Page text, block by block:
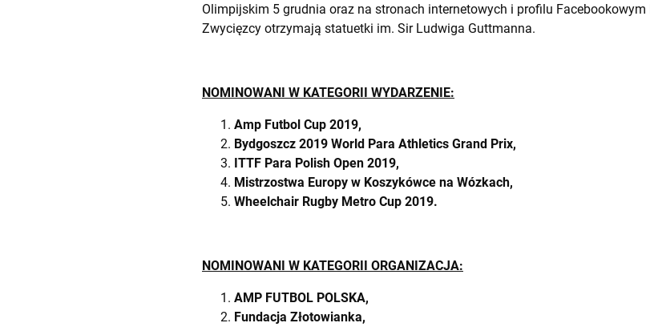
Olimpijskim 5 grudnia oraz na stronach internetowych i profilu
Zwycięzcy otrzymają statuetki im. Sir Ludwiga Guttmanna.
NOMINOWANI W KATEGORII WYDARZENIE:
Amp Futbol Cup 2019,
Bydgoszcz 2019 World Para Athletics Grand Prix,
ITTF Para Polish Open 2019,
Mistrzostwa Europy w Koszykówce na Wózkach,
Wheelchair Rugby Metro Cup 2019.
NOMINOWANI W KATEGORII ORGANIZACJA:
AMP FUTBOL POLSKA,
Fundacja Złotowianka,